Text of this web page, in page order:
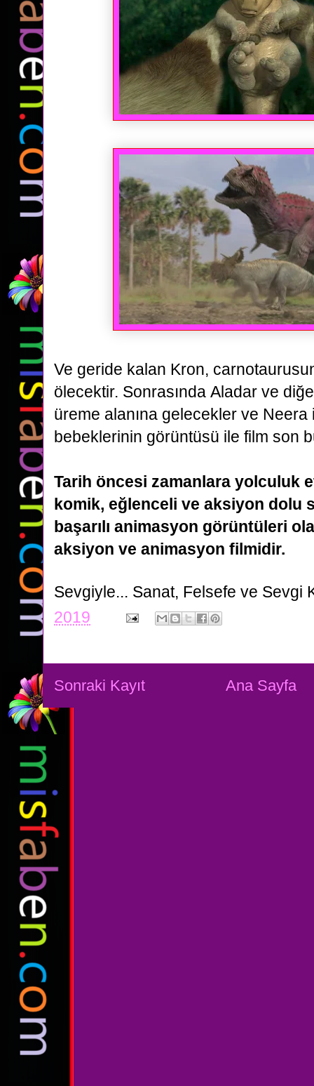
Ve geride kalan Kron,
ölecektir. Sonrasında Aladar ve
üreme alanına gelecekler ve Neera
bebeklerinin görüntüsü ile film son
Tarih öncesi zamanlara yolculuk
komik, eğlenceli ve aksiyon dolu
başarılı animasyon görüntüleri
aksiyon ve animasyon filmidir.
Sevgiyle... Sanat, Felsefe ve Sevgi
2019
Sonraki Kayıt Ana Sayfa